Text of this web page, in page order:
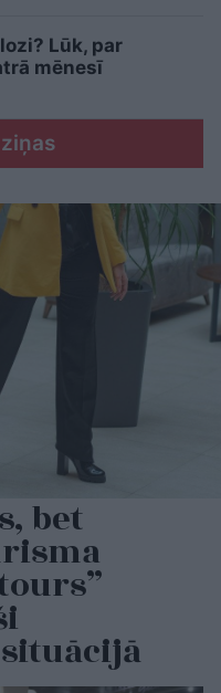
Lūk, par
mēnesī
bet